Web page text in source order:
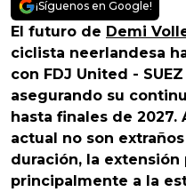
¡Síguenos en Google!
El futuro de Demi
ciclista neerlandesa
con FDJ United -
asegurando su
hasta finales de
actual no son
duración, la
principalmente a la